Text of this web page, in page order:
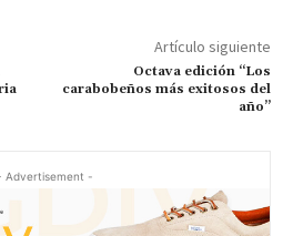
Artículo siguiente
Octava edición “Los
carabobeños más exitosos del
año”
Advertisement -